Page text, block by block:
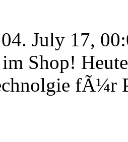
July 17,
Shop!
fÃ¼r